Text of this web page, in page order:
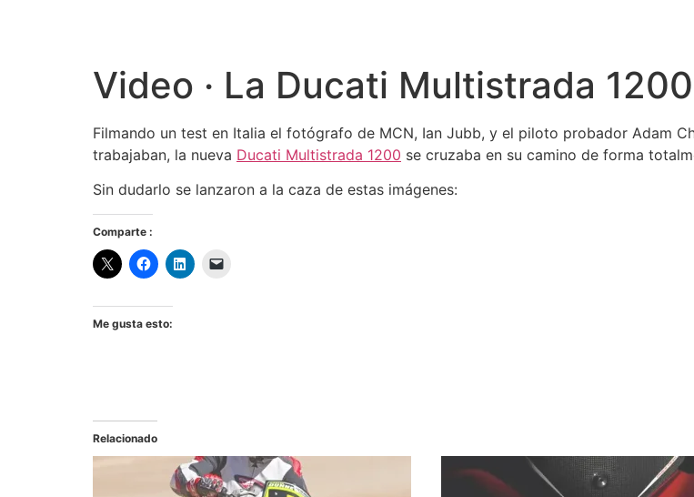
Video · La Ducati Multistrada
Filmando un test en Italia el fotógrafo de MCN, Ian Jubb, y el piloto probador Adam
trabajaban, la nueva Ducati Multistrada 1200 se cruzaba en su camino de forma
Sin dudarlo se lanzaron a la caza de estas imágenes:
Comparte :
Me gusta esto:
Relacionado